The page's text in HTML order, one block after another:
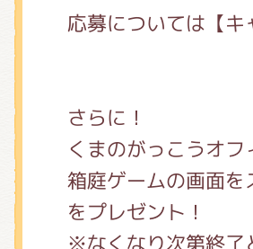
応募については【
さらに！
くまのがっこうオ
箱庭ゲームの画面
をプレゼント！
※なくなり次第終了